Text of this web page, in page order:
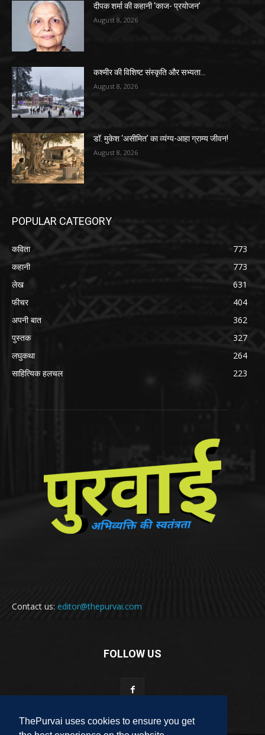
ThePurvai uses cookies to ensure you get
दीपक शर्मा की कहानी ‘काज- प्रयोजन’
August 8, 2026
कश्मीर की विशिष्ट संस्कृति और सभ्यता…
August 8, 2026
डॉ. मुकेश ‘असीमित’ का व्यंग्य-आहा ग्राम्य जीवन!
August 8, 2026
POPULAR CATEGORY
कविता
773
कहानी
773
लेख
631
फीचर
404
अपनी बात
362
पुस्तक
327
लघुकथा
264
साहित्यिक हलचल
223
Contact us: editor@thepurvai.com
FOLLOW US